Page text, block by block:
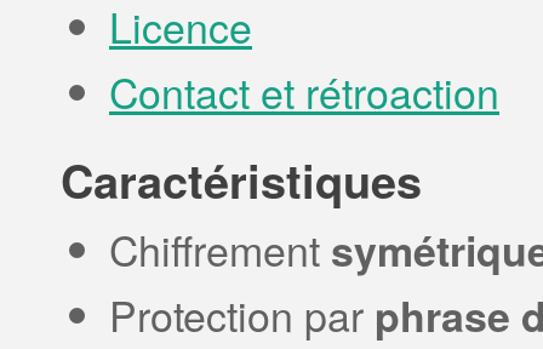
Licence
Contact et rétroaction
Caractéristiques
Chiffrement
Protection par phrase